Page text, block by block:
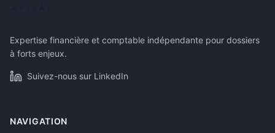
Expertise financière et comptable indépendante pour dossiers
à forts enjeux.
Suivez-nous sur LinkedIn
NAVIGATION